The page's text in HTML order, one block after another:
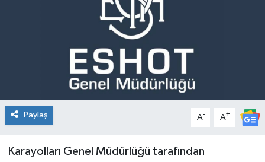
Paylaş A- A+
Karayolları Genel Müdürlüğü tarafından
Tatil ve Seyahat
Okul Gazetesi